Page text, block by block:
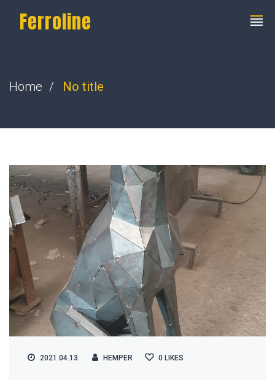
Ferroline
Home No title
2021.04.13. HEMPER 0 LIKES